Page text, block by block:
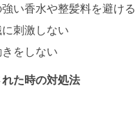
い香水や整髪料を避ける
刺激しない
をしない
た時の対処法